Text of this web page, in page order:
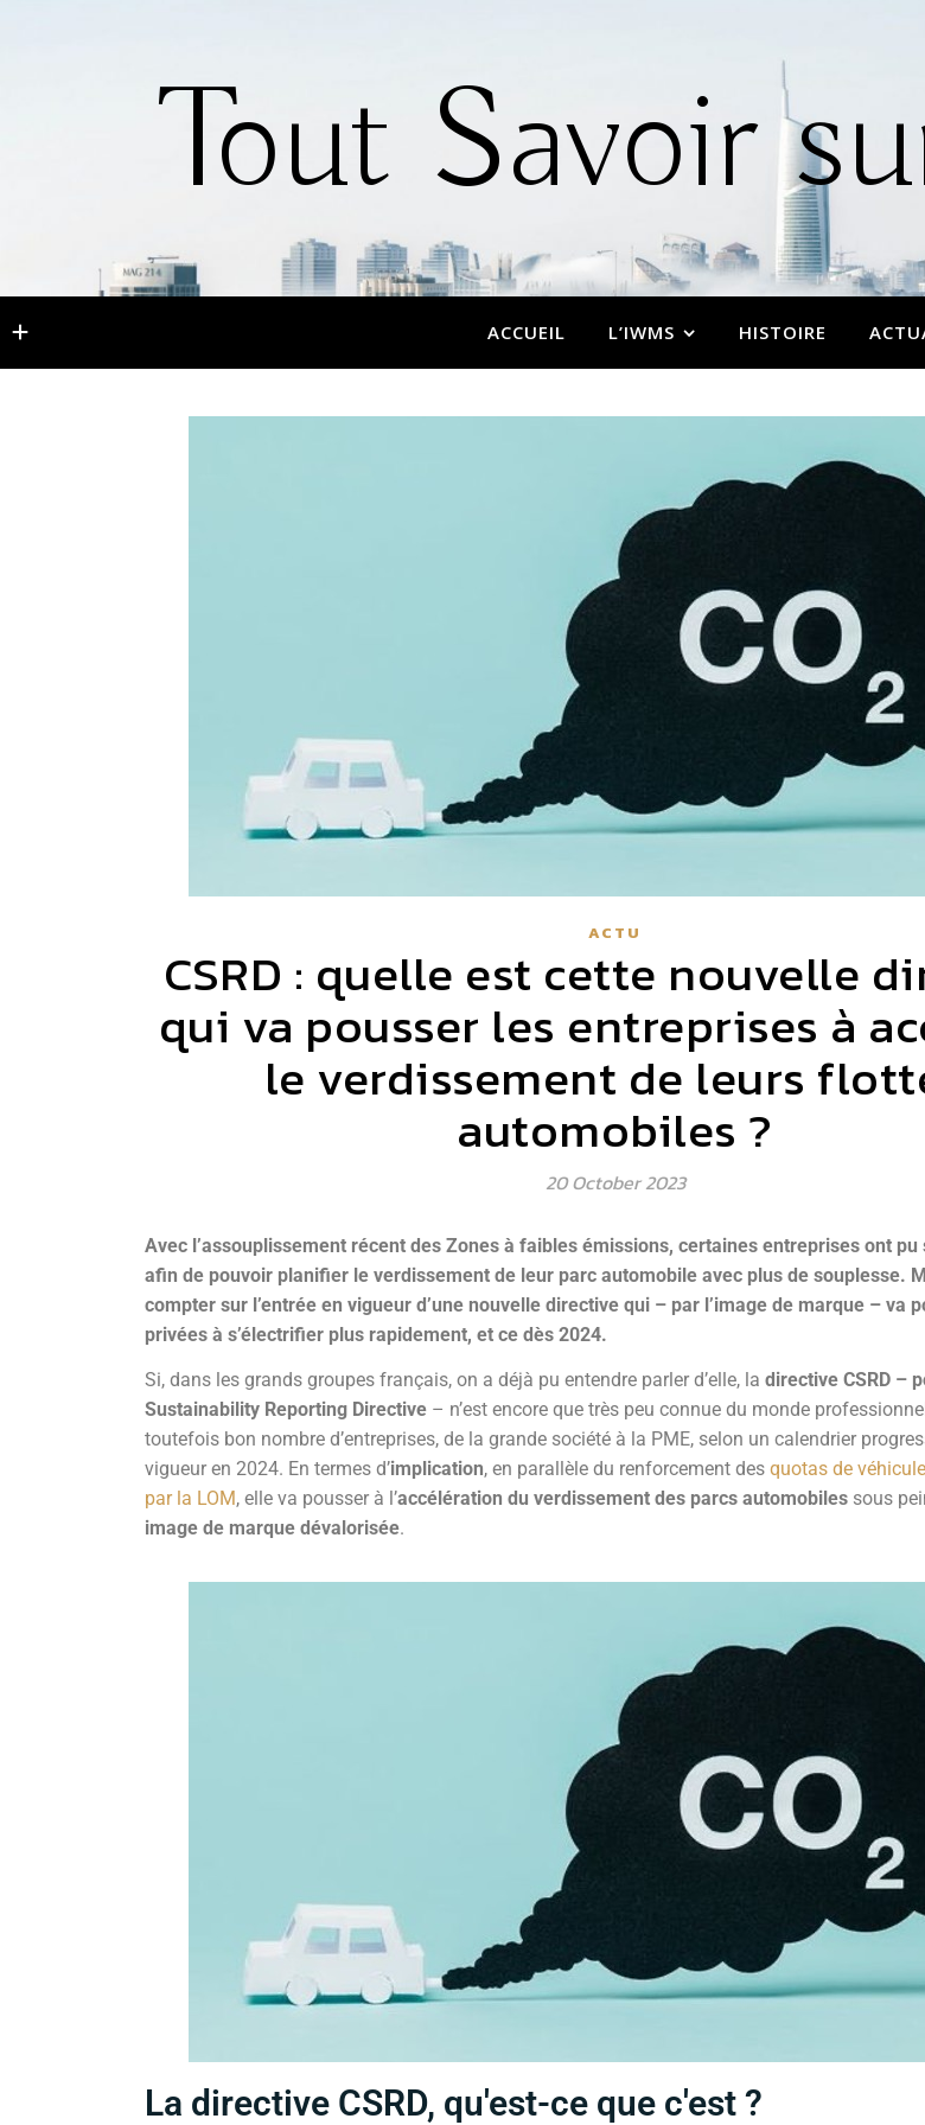
Tout Savoir
ACCUEIL L’IWMS HISTOIRE
ACTU
CSRD : quelle est cette nouvelle
qui va pousser les entreprises à
le verdissement de leurs
automobiles ?
20 October 2023
Avec l’assouplissement récent des Zones à faibles émissions, certaines entreprises ont
afin de pouvoir planifier le verdissement de leur parc automobile avec plus de souplesse.
compter sur l’entrée en vigueur d’une nouvelle directive qui – par l’image de marque – va
privées à s’électrifier plus rapidement, et ce dès 2024.
Si, dans les grands groupes français, on a déjà pu entendre parler d’elle, la directive CSRD –
Sustainability Reporting Directive – n’est encore que très peu connue du monde
toutefois bon nombre d’entreprises, de la grande société à la PME, selon un calendrier
vigueur en 2024. En termes d’implication, en parallèle du renforcement des quotas de
par la LOM, elle va pousser à l’accélération du verdissement des parcs automobiles sous
image de marque dévalorisée.
La directive CSRD, qu'est-ce que c'est ?